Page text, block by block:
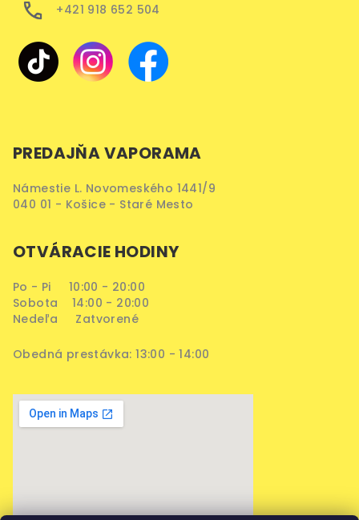
+421 918 652 504
PREDAJŇA VAPORAMA
Námestie L. Novomeského 1441/9
040 01 - Košice - Staré Mesto
OTVÁRACIE HODINY
Po - Pi 10:00 - 20:00
Sobota 14:00 - 20:00
Nedeľa Zatvorené
Obedná prestávka: 13:00 - 14:00